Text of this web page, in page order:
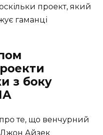
проект, який
гаманці
з боку
те, що венчурний
Джон Айзек